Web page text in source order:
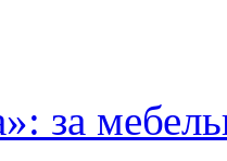
за